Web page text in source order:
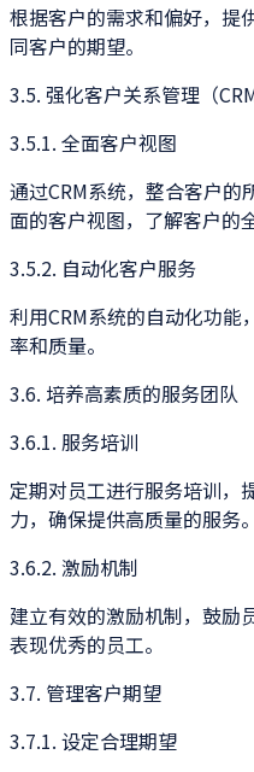
根据客户的需求和偏好，提
同客户的期望。
3.5. 强化客户关系管理（CRM
3.5.1. 全面客户视图
通过CRM系统，整合客户
面的客户视图，了解客户的
3.5.2. 自动化客户服务
利用CRM系统的自动化功
率和质量。
3.6. 培养高素质的服务团队
3.6.1. 服务培训
定期对员工进行服务培训，
力，确保提供高质量的服务。
3.6.2. 激励机制
建立有效的激励机制，鼓励
表现优秀的员工。
3.7. 管理客户期望
3.7.1. 设定合理期望